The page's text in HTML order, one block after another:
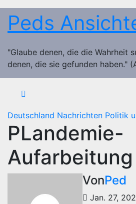
Zum
Inhalt
springen
Peds
"Glaube denen, die die Wahrheit
denen, die sie gefunden haben."
Deutschland Nachrichten Politik
PLandemie-
VonPed
Jan. 27,